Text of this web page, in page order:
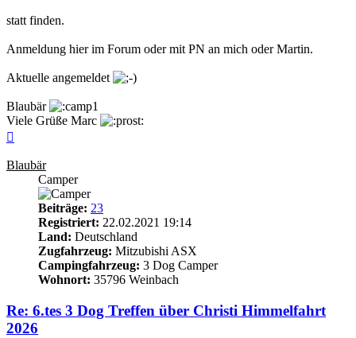
statt finden.
Anmeldung hier im Forum oder mit PN an mich oder Martin.
Aktuelle angemeldet
Blaubär
Viele Grüße Marc
Blaubär
Camper
Beiträge: 23
Registriert: 22.02.2021 19:14
Land: Deutschland
Zugfahrzeug: Mitzubishi ASX
Campingfahrzeug: 3 Dog Camper
Wohnort: 35796 Weinbach
Re: 6.tes 3 Dog Treffen über Christi Himmelfahrt
2026